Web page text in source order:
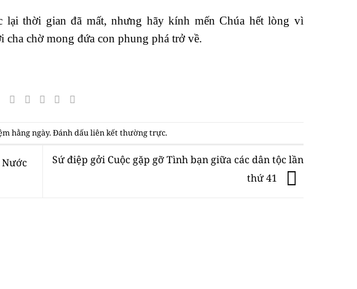
thời gian đã mất, nhưng hãy kính mến Chúa hết lòng vì
chờ mong đứa con phung phá trở về.
hằng ngày. Đánh dấuliên kết thường trực.
Sứ điệp gởi Cuộc gặp gỡ Tình bạn giữa các dân tộc lần
thứ 41